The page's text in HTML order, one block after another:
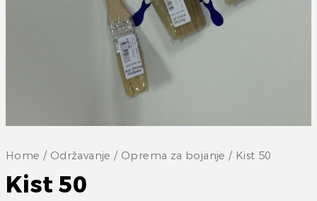
Home / Održavanje / Oprema za bojanje / Kist 50
Kist 50